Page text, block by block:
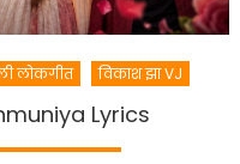
लोकगीत विकाश झा VJ
Lyrics